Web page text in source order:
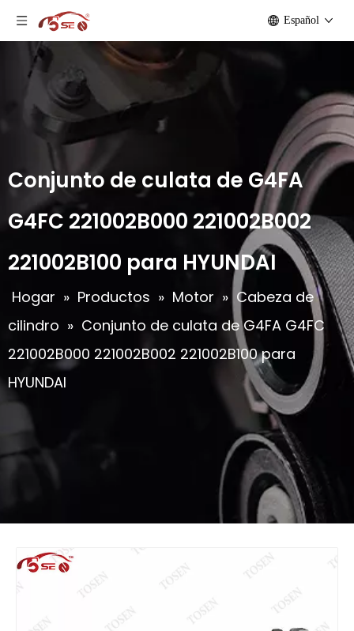
Español
Conjunto de culata de G4FA
G4FC 221002B000 221002B002
221002B100 para HYUNDAI
Hogar » Productos » Motor » Cabeza de
cilindro » Conjunto de culata de G4FA G4FC
221002B000 221002B002 221002B100 para
HYUNDAI